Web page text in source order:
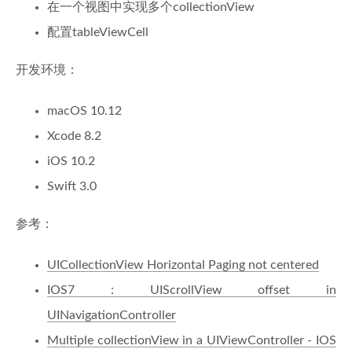
在一个视图中实现多个collectionView
配置tableViewCell
开发环境：
macOS 10.12
Xcode 8.2
iOS 10.2
Swift 3.0
参考：
UICollectionView Horizontal Paging not centered
IOS7 : UIScrollView offset in
UINavigationController
Multiple collectionView in a UIViewController - IOS